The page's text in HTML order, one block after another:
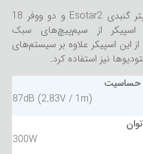
این اسپیکر مجهز به یک توییتر گنبدی Esotar2 و دو ووفر 18
از سیم‌پیچ‌های سبک
این اسپیکر علاوه بر سیستم‌های
نیز استفاده کرد.
حساسیت
87dB (2.83V / 1m)
توان
300W